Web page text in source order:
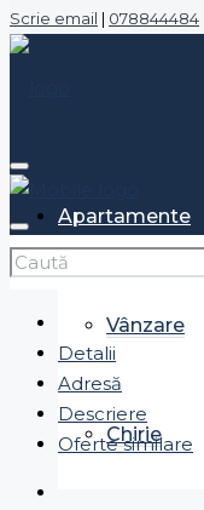
Scrie email | 078844484
Apartamente
Vânzare
Chirie
Detalii
Adresă
Descriere
Oferte similare